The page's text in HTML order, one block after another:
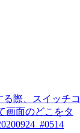
際、スイッチコ
画面のどこをタ